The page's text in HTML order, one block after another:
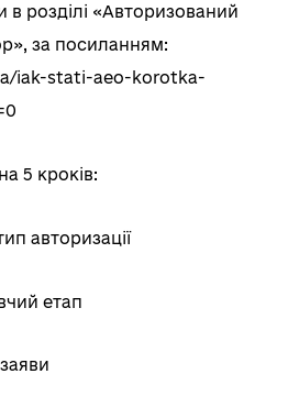
розділі «Авторизований
за посиланням:
iak-stati-aeo-korotka-
5 кроків:
авторизації
етап